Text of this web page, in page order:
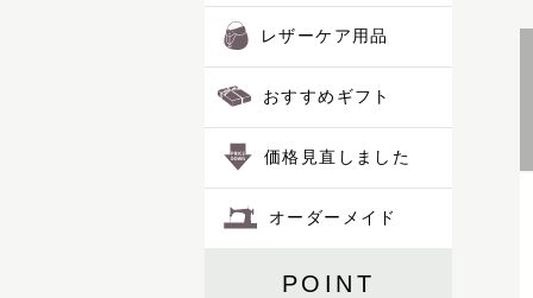
レザーケア用品
おすすめギフト
価格見直しました
オーダーメイド
POINT